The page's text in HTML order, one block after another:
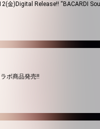
金)Digital Release!! “BACARDI
ラボ商品発売!!